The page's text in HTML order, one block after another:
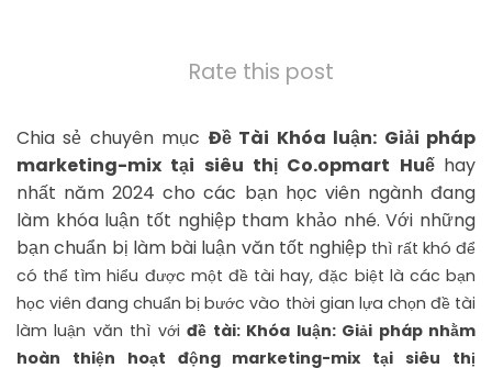
Rate this post
Chia sẻ chuyên mục Đề Tài Khóa luận: Giải pháp
marketing-mix tại siêu thị Co.opmart Huế hay
nhất năm 2024 cho các bạn học viên ngành đang
làm khóa luận tốt nghiệp tham khảo nhé. Với những
bạn chuẩn bị làm bài luận văn tốt nghiệp thì rất khó để
có thể tìm hiểu được một đề tài hay, đặc biệt là các bạn
học viên đang chuẩn bị bước vào thời gian lựa chọn đề tài
làm luận văn thì vớiđề tài: Khóa luận: Giải pháp nhằm
hoàn thiện hoạt động marketing-mix tại siêu thị